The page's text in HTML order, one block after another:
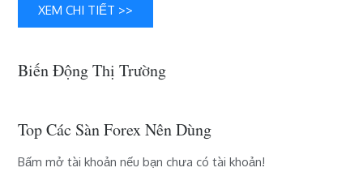
ngày
thứ
XEM CHI TIẾT >>
Biến Động Thị Trường
Top Các Sàn Forex Nên Dùng
Bấm mở tài khoản nếu bạn chưa có tài khoản!